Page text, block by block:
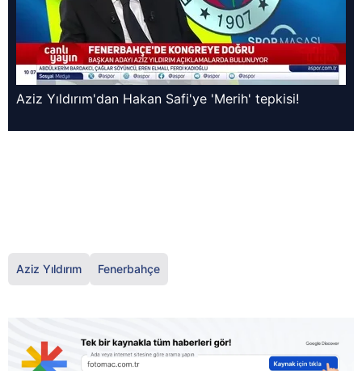
Aziz Yıldırım'dan Hakan Safi'ye 'Merih' tepkisi!
Aziz Yıldırım Fenerbahçe